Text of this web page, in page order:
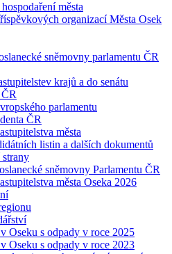
města
organizací Města Osek
sněmovny parlamentu ČR
krajů a do senátu
parlamentu
ČR
města
listin a dalších dokumentů
sněmovny Parlamentu ČR
města Oseka 2026
Oseku s odpady v roce 2025
Oseku s odpady v roce 2023